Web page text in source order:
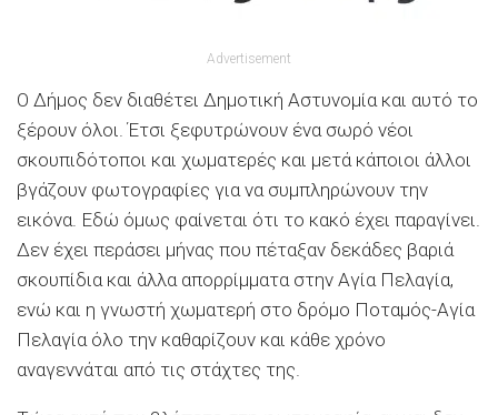
Advertisement
Ο Δήμος δεν διαθέτει Δημοτική Αστυνομία και αυτό το
ξέρουν όλοι. Έτσι ξεφυτρώνουν ένα σωρό νέοι
σκουπιδότοποι και χωματερές και μετά κάποιοι άλλοι
βγάζουν φωτογραφίες για να συμπληρώνουν την
εικόνα. Εδώ όμως φαίνεται ότι το κακό έχει παραγίνει.
Δεν έχει περάσει μήνας που πέταξαν δεκάδες βαριά
σκουπίδια και άλλα απορρίμματα στην Αγία Πελαγία,
ενώ και η γνωστή χωματερή στο δρόμο Ποταμός-Αγία
Πελαγία όλο την καθαρίζουν και κάθε χρόνο
αναγεννάται από τις στάχτες της.